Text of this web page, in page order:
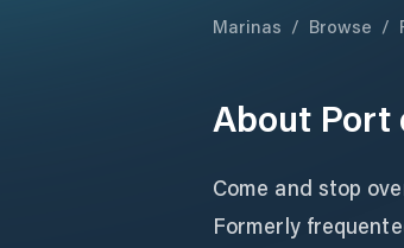
Marinas / Browse /
About Port
Come and stop
Formerly